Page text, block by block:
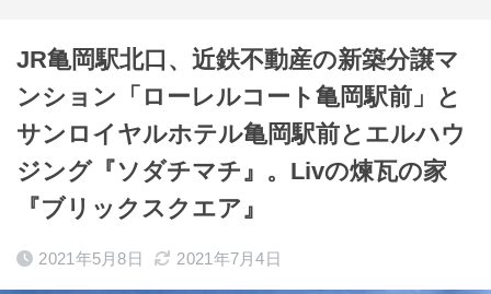
JR亀岡駅北口、近鉄不動産の新築分譲マ
ンション「ローレルコート亀岡駅前」と
サンロイヤルホテル亀岡駅前とエルハウ
ジング『ソダチマチ』。Livの煉瓦の家
『ブリックスクエア』
2021年5月8日 2021年7月4日